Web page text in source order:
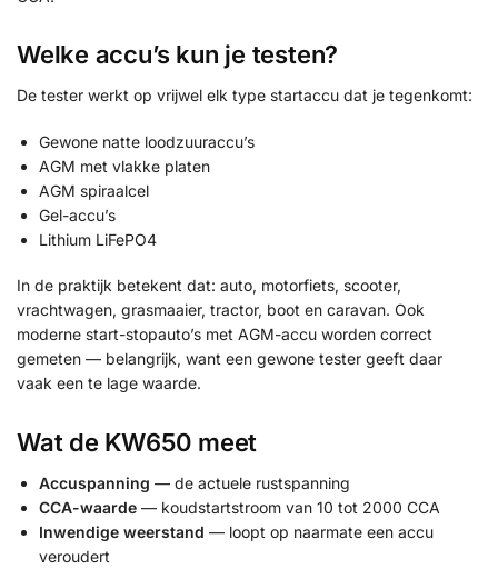
Welke accu’s kun je testen?
De tester werkt op vrijwel elk type startaccu dat je tegenkomt:
Gewone natte loodzuuraccu’s
AGM met vlakke platen
AGM spiraalcel
Gel-accu’s
Lithium LiFePO4
In de praktijk betekent dat: auto, motorfiets, scooter,
vrachtwagen, grasmaaier, tractor, boot en caravan. Ook
moderne start-stopauto’s met AGM-accu worden correct
gemeten — belangrijk, want een gewone tester geeft daar
vaak een te lage waarde.
Wat de KW650 meet
Accuspanning — de actuele rustspanning
CCA-waarde — koudstartstroom van 10 tot 2000 CCA
Inwendige weerstand — loopt op naarmate een accu
veroudert